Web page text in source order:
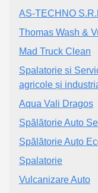
AS-TECHNO
Thomas Wash &
Mad Truck Clean
Spalatorie si
agricole și
Aqua Vali Dragos
Spălătorie Auto
Spălătorie Auto
Spalatorie
Vulcanizare Auto